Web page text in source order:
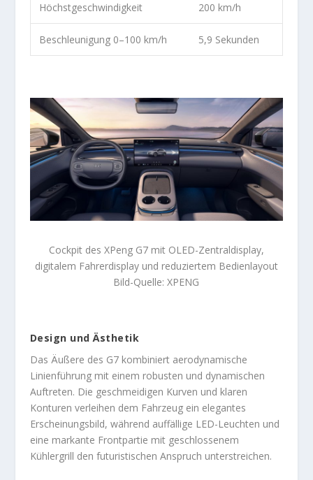
Höchstgeschwindigkeit 200 km/h
Beschleunigung 0–100 km/h 5,9 Sekunden
Cockpit des XPeng G7 mit OLED-Zentraldisplay,
digitalem Fahrerdisplay und reduziertem Bedienlayout
Bild-Quelle: XPENG
Design und Ästhetik
Das Äußere des G7 kombiniert aerodynamische
Linienführung mit einem robusten und dynamischen
Auftreten. Die geschmeidigen Kurven und klaren
Konturen verleihen dem Fahrzeug ein elegantes
Erscheinungsbild, während auffällige LED-Leuchten und
eine markante Frontpartie mit geschlossenem
Kühlergrill den futuristischen Anspruch unterstreichen.